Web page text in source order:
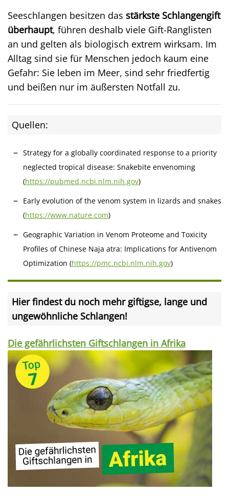
Seeschlangen besitzen das stärkste Schlangengift
überhaupt, führen deshalb viele Gift-Ranglisten
an und gelten als biologisch extrem wirksam. Im
Alltag sind sie für Menschen jedoch kaum eine
Gefahr: Sie leben im Meer, sind sehr friedfertig
und beißen nur im äußersten Notfall zu.
Quellen:
Strategy for a globally coordinated response to a priority
neglected tropical disease: Snakebite envenoming
(https://pubmed.ncbi.nlm.nih.gov)
Early evolution of the venom system in lizards and snakes
(https://www.nature.com)
Geographic Variation in Venom Proteome and Toxicity
Profiles of Chinese Naja atra: Implications for Antivenom
Optimization (https://pmc.ncbi.nlm.nih.gov)
Hier findest du noch mehr giftigse, lange und
ungewöhnliche Schlangen!
Die gefährlichsten Giftschlangen in Afrika